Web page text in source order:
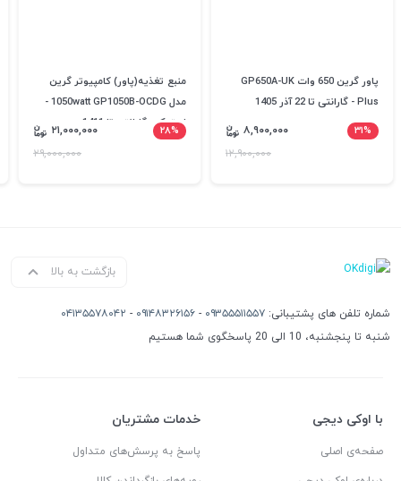
پاور گرین 650 وات GP650A-UK
Plus - گارانتی تا 22 آذر 1405
۳۱%
۸,۹۰۰,۰۰۰
۱۲,۹۰۰,۰۰۰
منبع تغذیه(پاور) کامپیوتر گرین
مدل 1050watt GP1050B-OCDG -
استوک - گارانتی تا 1411
۲۸%
۲۱,۰۰۰,۰۰۰
۲۹,۰۰۰,۰۰۰
بازگشت به بالا
شماره تلفن های پشتیبانی: ۰۹۳۵۵۵۱۱۵۵۷ - ۰۹۱۴۸۳۲۶۱۵۶ - ۰۴۱۳۵۵۷۸۰۴۲
شنبه تا پنجشنبه، 10 الی 20 پاسخگوی شما هستیم
با اوکی دیجی
صفحه‌ی اصلی
خدمات مشتریان
پاسخ به پرسش‌های متداول